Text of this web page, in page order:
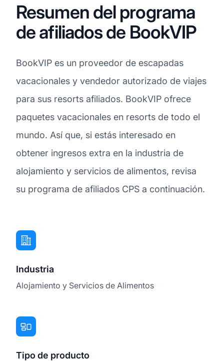
Resumen del programa
de afiliados de BookVIP
BookVIP es un proveedor de escapadas
vacacionales y vendedor autorizado de viajes
para sus resorts afiliados. BookVIP ofrece
paquetes vacacionales en resorts de todo el
mundo. Así que, si estás interesado en
obtener ingresos extra en la industria de
alojamiento y servicios de alimentos, revisa
su programa de afiliados CPS a continuación.
Industria
Alojamiento y Servicios de Alimentos
Tipo de producto